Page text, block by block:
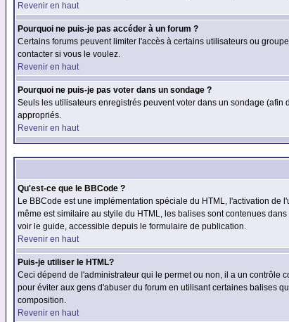
Revenir en haut
Pourquoi ne puis-je pas accéder à un forum ?
Certains forums peuvent limiter l'accès à certains utilisateurs ou
contacter si vous le voulez.
Revenir en haut
Pourquoi ne puis-je pas voter dans un sondage ?
Seuls les utilisateurs enregistrés peuvent voter dans un sondage
appropriés.
Revenir en haut
Qu'est-ce que le BBCode ?
Le BBCode est une implémentation spéciale du HTML, l'activation
même est similaire au styile du HTML, les balises sont contenues
voir le guide, accessible depuis le formulaire de publication.
Revenir en haut
Puis-je utiliser le HTML?
Ceci dépend de l'administrateur qui le permet ou non, il a un contrôle
pour éviter aux gens d'abuser du forum en utilisant certaines balises
composition.
Revenir en haut